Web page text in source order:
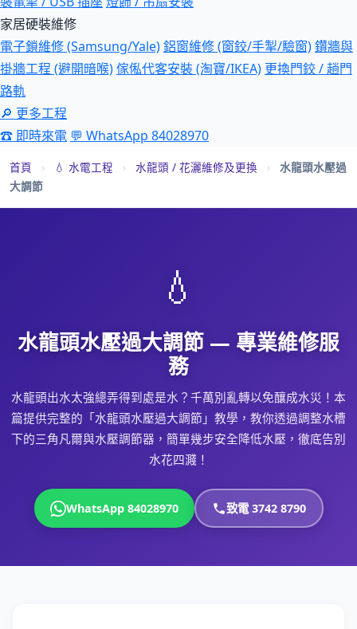
家居硬裝維修
電子鎖維修 (Samsung/Yale)鋁窗維修 (窗鉸/手掣/驗窗)鑽牆與
掛牆工程 (避開暗喉)傢俬代客安裝 (淘寶/IKEA) 更換門鉸 / 趟門
路軌
🔎 更多工程
☎ 即時來電 💬 WhatsApp 84028970
首頁 › 💧 水電工程 › 水龍頭 / 花灑維修及更換 ›
水龍頭水壓過
大調節
💧
水龍頭水壓過大調節 — 專業維修服
務
水龍頭出水太強總弄得到處是水？千萬別亂轉以免釀成水災！本
篇提供完整的「水龍頭水壓過大調節」教學，教你透過調整水槽
下的三角凡爾與水壓調節器，簡單幾步安全降低水壓，徹底告別
水花四濺！
WhatsApp 84028970 致電 3742 8790